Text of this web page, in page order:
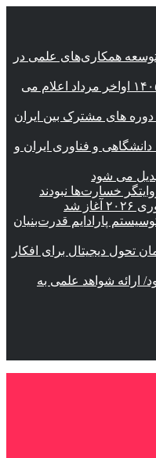
توسعه همکاری‌های علمی در
نتایج نهایی آزمون دکتری سال ۱۴۰۵ اواخر مرداد اعلام می
های مشترک بین ایران
و فناوری ایران و
می شود
خسارت‌ها نبودند
شد
پارادایم قدرت‌بنیان
تحول دیجیتال برای افکار
ارائه شواهد علمی به